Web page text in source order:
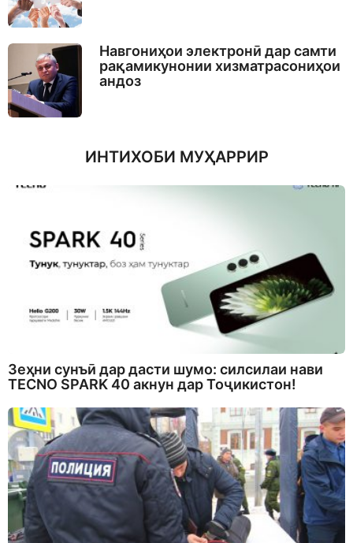
Навгониҳои электронӣ дар самти
рақамикунонии хизматрасониҳои
андоз
ИНТИХОБИ МУҲАРРИР
Зеҳни сунъӣ дар дасти шумо: силсилаи нави
TECNO SPARK 40 акнун дар Тоҷикистон!